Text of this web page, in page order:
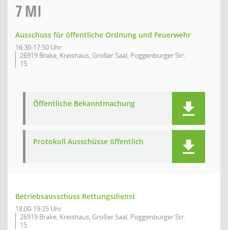
7MI
Ausschuss für öffentliche Ordnung und Feuerwehr
16:30-17:50 Uhr
26919 Brake, Kreishaus, Großer Saal, Poggenburger Str.
15
Öffentliche Bekanntmachung
Protokoll Ausschüsse öffentlich
Betriebsausschuss Rettungsdienst
18:00-19:25 Uhr
26919 Brake, Kreishaus, Großer Saal, Poggenburger Str.
15